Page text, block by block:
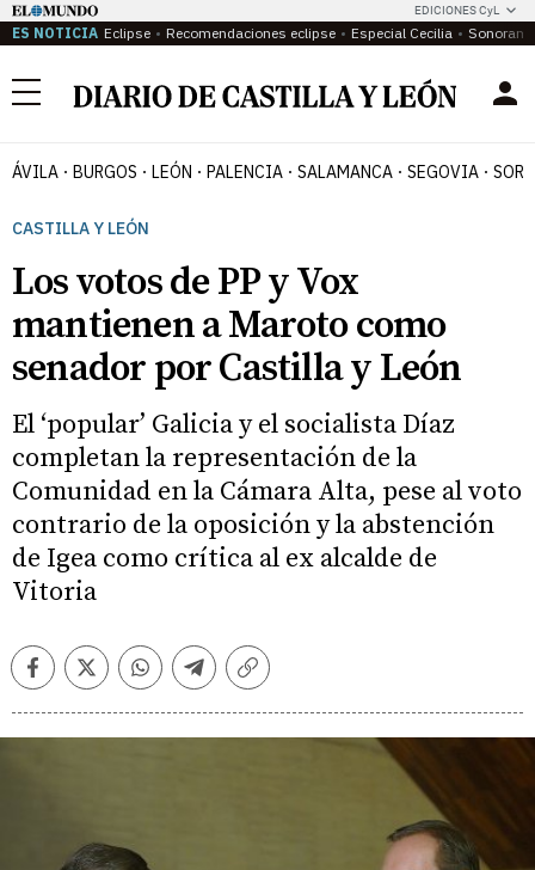
EDICIONES CyL
ES NOTICIA Eclipse Recomendaciones eclipse Especial Cecilia
Menú
ÁVILA BURGOS LEÓN PALENCIA SALAMANCA SEGOVIA
CASTILLA Y LEÓN
Los votos de PP y Vox
mantienen a Maroto como
senador por Castilla y León
El ‘popular’ Galicia y el socialista Díaz
completan la representación de la
Comunidad en la Cámara Alta, pese al voto
contrario de la oposición y la abstención
de Igea como crítica al ex alcalde de
Vitoria
FacebookTwitterWhatsappTelegramCopiar